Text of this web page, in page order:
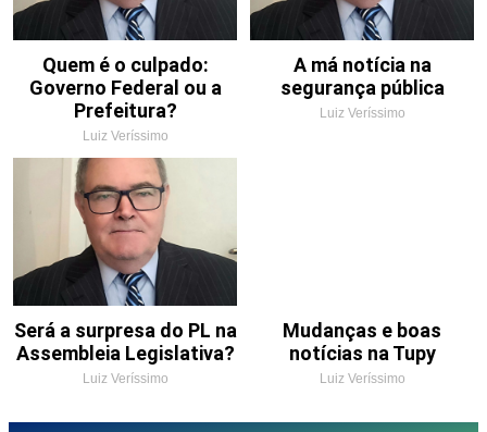
Quem é o culpado:
Governo Federal ou a
Prefeitura?
Luiz Veríssimo
A má notícia na
segurança pública
Luiz Veríssimo
Será a surpresa do PL na
Assembleia Legislativa?
Luiz Veríssimo
Mudanças e boas
notícias na Tupy
Luiz Veríssimo